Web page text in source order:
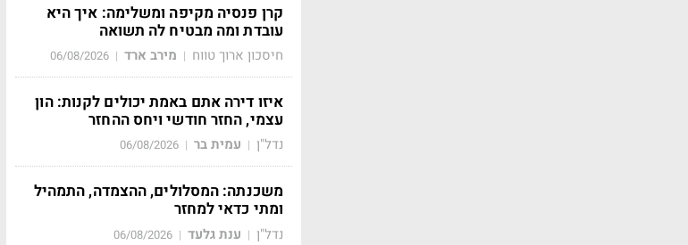
קרן פנסיה מקיפה ומשלימה: איך היא
עובדת ומה מבטיח לה תשואה
חיסכון ארוך טווח | מירב ארד |
06/08/2026
איזו דירה אתם באמת יכולים לקנות: הון
עצמי, החזר חודשי ויחס ההחזר
נדל"ן | עמית בר |
06/08/2026
משכנתה: המסלולים, ההצמדה, התמהיל
ומתי כדאי למחזר
נדל"ן | ענת גלעד |
06/08/2026